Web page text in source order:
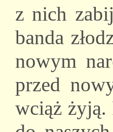
z nich
banda
nowym
przed
wciąż żyją.